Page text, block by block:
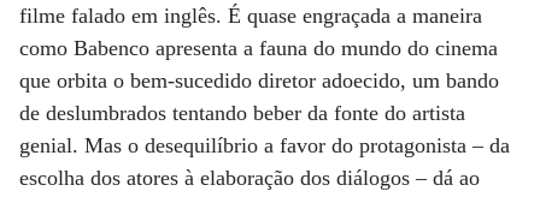
filme falado em inglês. É quase engraçada a maneira
como Babenco apresenta a fauna do mundo do cinema
que orbita o bem-sucedido diretor adoecido, um bando
de deslumbrados tentando beber da fonte do artista
genial. Mas o desequilíbrio a favor do protagonista – da
escolha dos atores à elaboração dos diálogos – dá ao